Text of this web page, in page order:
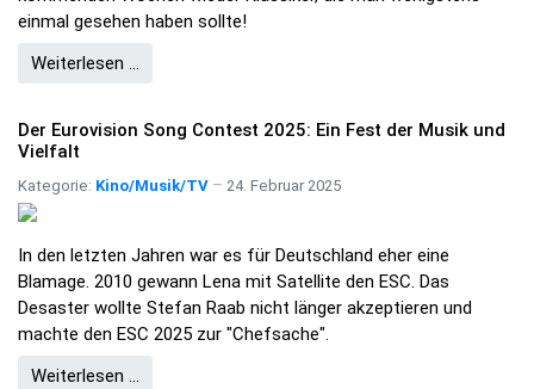
einmal gesehen haben sollte!
Weiterlesen …
Der Eurovision Song Contest 2025: Ein Fest der Musik und
Vielfalt
Kategorie: Kino/Musik/TV 24. Februar 2025
In den letzten Jahren war es für Deutschland eher eine
Blamage. 2010 gewann Lena mit Satellite den ESC. Das
Desaster wollte Stefan Raab nicht länger akzeptieren und
machte den ESC 2025 zur "Chefsache".
Weiterlesen …